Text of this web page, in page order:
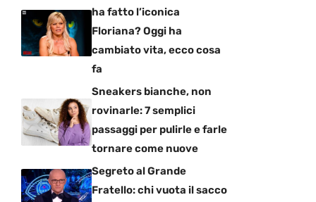
ha fatto l’iconica
Floriana? Oggi ha
cambiato vita, ecco cosa
fa
Sneakers bianche, non
rovinarle: 7 semplici
passaggi per pulirle e farle
tornare come nuove
Segreto al Grande
Fratello: chi vuota il sacco